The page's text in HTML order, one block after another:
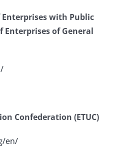
Enterprises with Public
of General
Confederation (ETUC)
en/